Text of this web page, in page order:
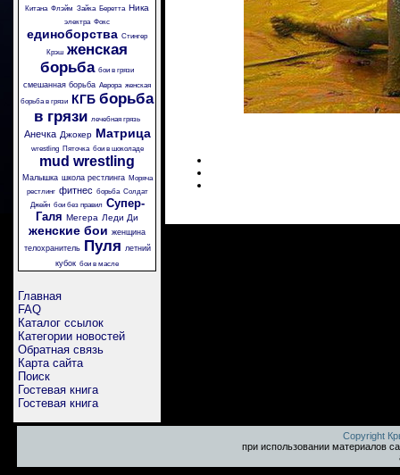
Китана Флэйм Зайка Беретта Ника
электра Фокс
единоборства Стингер
Крэш женская
борьба бои в грязи
смешанная борьба Аврора женская
борьба в грязи КГБ борьба
в грязи лечебная грязь
Анечка Джокер Матрица
wrestling Пяточка бои в шоколаде
mud wrestling
Малышка школа рестлинга
Моряча
рестлинг фитнес борьба Солдат
Джейн бои без правил Супер-
Галя Мегера Леди Ди
женские бои женщина
телохранитель Пуля летний
кубок бои в масле
Главная
FAQ
Каталог ссылок
Категории новостей
Обратная связь
Карта сайта
Поиск
Гостевая книга
Гостевая книга
Copyright
при использовании материалов